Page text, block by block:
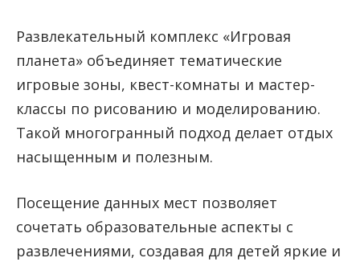
Развлекательный комплекс «Игровая
планета» объединяет тематические
игровые зоны, квест-комнаты и мастер-
классы по рисованию и моделированию.
Такой многогранный подход делает отдых
насыщенным и полезным.
Посещение данных мест позволяет
сочетать образовательные аспекты с
развлечениями, создавая для детей яркие и